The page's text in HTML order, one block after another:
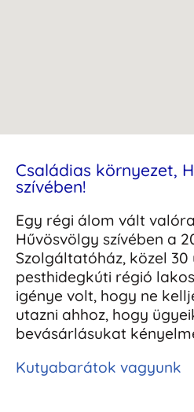
Családias környezet,
szívében!
Egy régi álom vált
Hűvösvölgy szívében a
Szolgáltatóház, közel 30
pesthidegkúti régió
igénye volt, hogy ne
utazni ahhoz, hogy
bevásárlásukat
Kutyabarátok vagyunk